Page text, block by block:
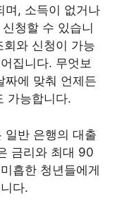
며, 소득이 없거나
청할 수 있습니
와 신청이 가능
집니다. 무엇보
짜에 맞춰 언제든
가능합니다.
일반 은행의 대출
금리와 최대 90
흡한 청년들에게
다.